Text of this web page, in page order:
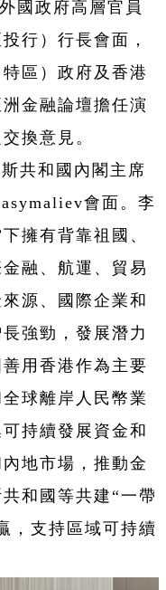
國政府高層官員
行）行長會面，
區）政府及香港
金融論壇擔任演
換意見。
共和國內閣主席
會面。李
擁有背靠祖國、
融、航運、貿易
源、國際企業和
強勁，發展潛力
用香港作為主要
球離岸人民幣業
持續發展資金和
地市場，推動金
和國等共建“一帶
，支持區域可持續